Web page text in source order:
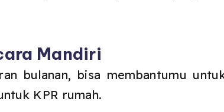
Mandiri
bulanan, bisa membantumu
KPR rumah.